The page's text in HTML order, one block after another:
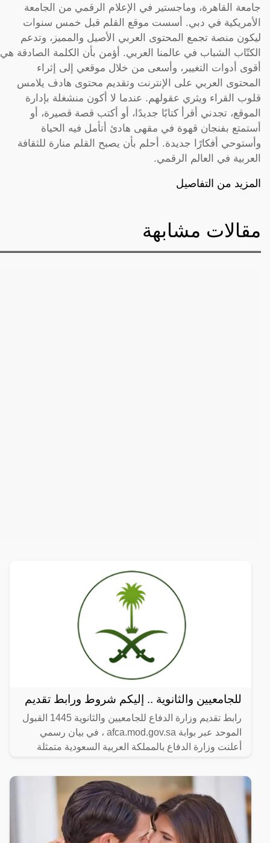
جامعة القاهرة، وماجستير في الإعلام الرقمي من الجامعة
الأمريكية في دبي. أسست موقع القلم قبل خمس سنوات
ليكون منصة تجمع المحتوى العربي الأصيل والمميز، وتدعم
الكتّاب الشباب في عالمنا العربي. أؤمن بأن الكلمة الصادقة هي
أقوى أدوات التغيير، وأسعى من خلال موقعي إلى إثراء
المحتوى العربي على الإنترنت وتقديم محتوى هادف يلامس
قلوب القراء ويثري عقولهم. عندما لا أكون منشغلة بإدارة
الموقع، تجدني أقرأ كتابًا جديدًا، أو أكتب قصة قصيرة، أو
أستمتع بفنجان قهوة في مقهى هادئ أتأمل فيه الحياة
وأستوحي أفكارًا جديدة. أحلم بأن يصبح القلم منارة للثقافة
العربية في العالم الرقمي.
المزيد من التفاصيل
مقالات مشابهة
للجامعيين والثانوية .. إليكم شروط ورابط تقديم
رابط تقديم وزارة الدفاع للجامعيين والثانوية 1445 القبول
الموحد عبر بوابة afca.mod.gov.sa ، في بيان رسمي
أعلنت وزارة الدفاع بالمملكة العربية السعودية متمثلة